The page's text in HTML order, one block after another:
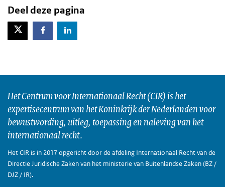
Deel deze pagina
X-TwitterFacebookLinkedIn
Het Centrum voor Internationaal Recht (CIR) is het
expertisecentrum van het Koninkrijk der Nederlanden voor
bewustwording, uitleg, toepassing en naleving van het
internationaal recht.
Het CIR is in 2017 opgericht door de afdeling Internationaal Recht van de
Directie Juridische Zaken van het ministerie van Buitenlandse Zaken (BZ /
DJZ / IR).